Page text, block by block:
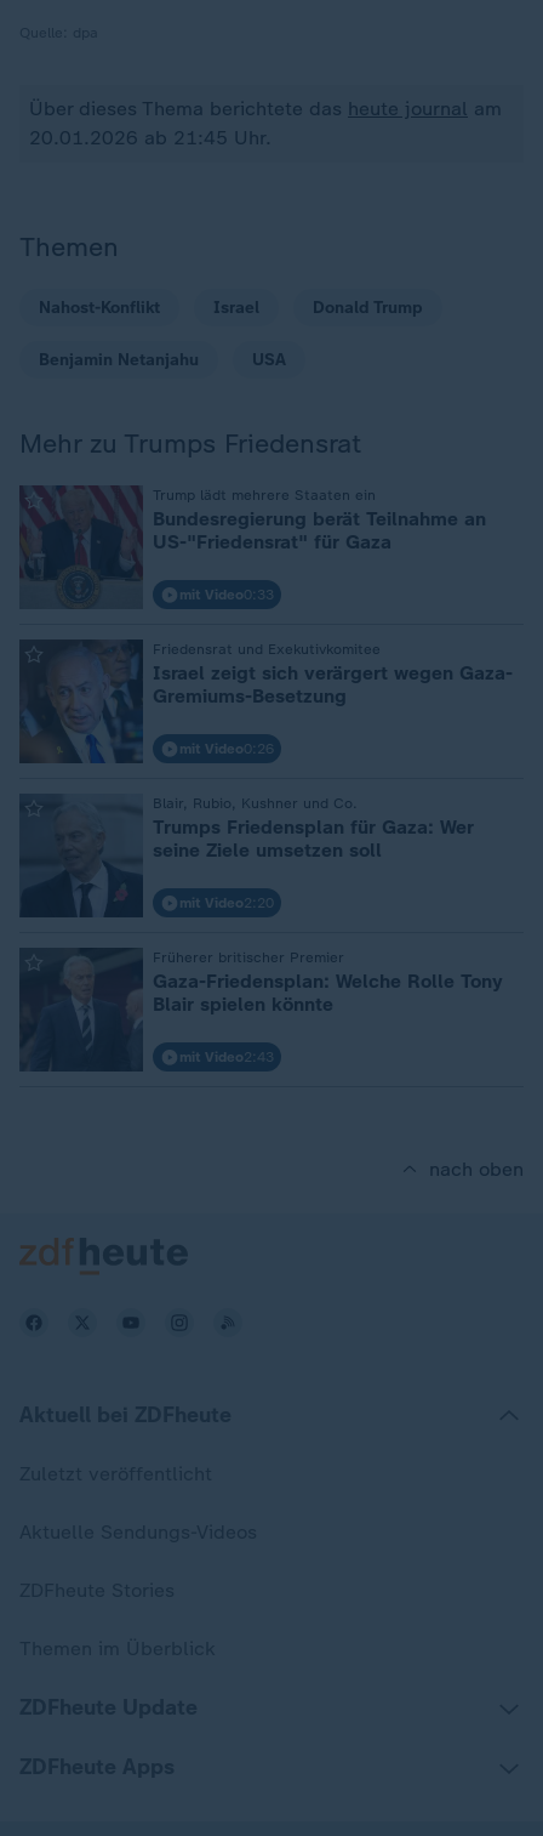
Über dieses Thema berichtete das heute journal am
20.01.2026 ab 21:45 Uhr.
Themen
Nahost-Konflikt Israel Donald Trump
Benjamin Netanjahu USA
Mehr zu Trumps Friedensrat
Trump lädt mehrere Staaten ein
Bundesregierung berät Teilnahme an
US-"Friedensrat" für Gaza
mit Video0:33
Friedensrat und Exekutivkomitee
Israel zeigt sich verärgert wegen Gaza-
Gremiums-Besetzung
mit Video0:26
Blair, Rubio, Kushner und Co.
Trumps Friedensplan für Gaza: Wer
seine Ziele umsetzen soll
mit Video2:20
Früherer britischer Premier
Gaza-Friedensplan: Welche Rolle Tony
Blair spielen könnte
mit Video2:43
nach oben